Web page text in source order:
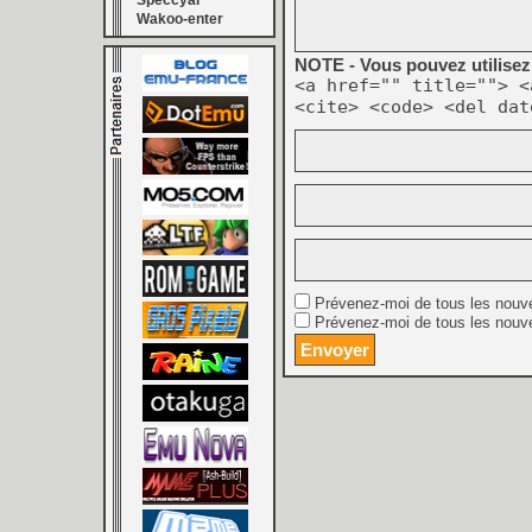
Wakoo-enter
NOTE - Vous pouvez
<a href="" title="">
<cite> <code> <del
Prévenez-moi de tous les
Prévenez-moi de tous les